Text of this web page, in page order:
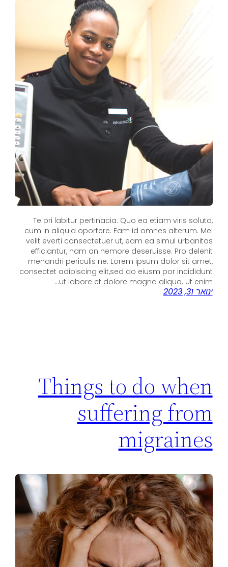
Te pri labitur pertinacia. Quo ea etiam viris soluta,
cum in aliquid oportere. Eam id omnes alterum. Mei
velit everti consectetuer ut, eam ea simul urbanitas
efficiantur, nam an nemore deseruisse. Pro delenit
menandri periculis ne. Lorem ipsum dolor sit amet,
consectet adipiscing elit,sed do eiusm por incididunt
ut labore et dolore magna aliqua. Ut enim…
ינואר 31, 2023
Things to do when
suffering from
migraines